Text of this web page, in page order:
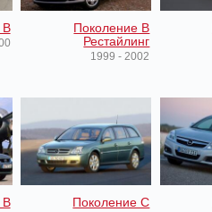
Поколение B
Рестайлинг
1999 - 2002
Поколение C